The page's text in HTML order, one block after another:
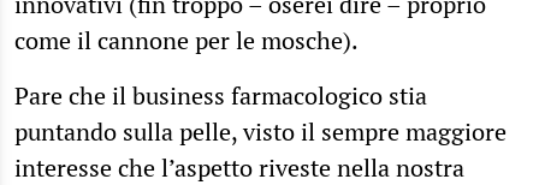
come il cannone per le mosche).
Pare che il business farmacologico stia
puntando sulla pelle, visto il sempre maggiore
interesse che l’aspetto riveste nella nostra